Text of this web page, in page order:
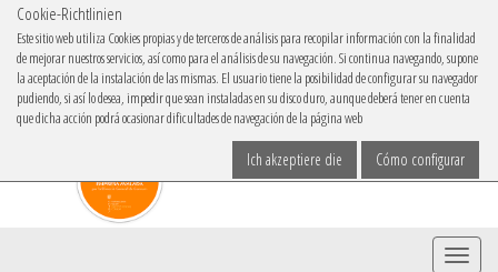
Cookie-Richtlinien
Este sitio web utiliza Cookies propias y de terceros de análisis para recopilar información con la finalidad
de mejorar nuestros servicios, así como para el análisis de su navegación. Si continua navegando, supone
la aceptación de la instalación de las mismas. El usuario tiene la posibilidad de configurar su navegador
pudiendo, si así lo desea, impedir que sean instaladas en su disco duro, aunque deberá tener en cuenta
que dicha acción podrá ocasionar dificultades de navegación de la página web
Cómo configurar
Ich akzeptiere die
Sprache
Menü